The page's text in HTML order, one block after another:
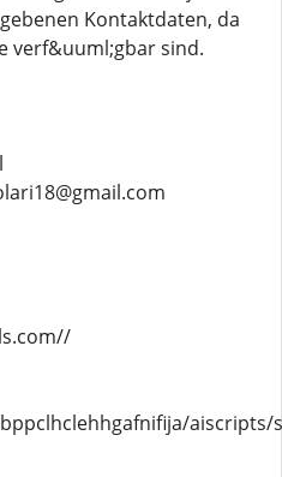
Kontaktdaten, da
verf&uuml;gbar sind.
aiscripts/